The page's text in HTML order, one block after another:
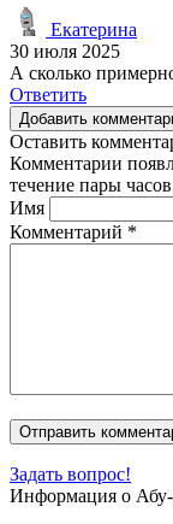
Екатерина
30 июля 2025
А сколько
Ответить
Добавить
Оставить
Комментарии
течение пары
Имя
Комментарий *
Задать вопрос!
Информация о